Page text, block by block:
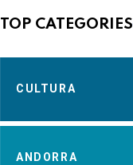
TOP CATEGORIES
CULTURA
ANDORRA